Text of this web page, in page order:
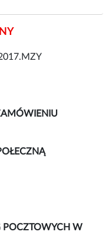
POCZTOWYCH W